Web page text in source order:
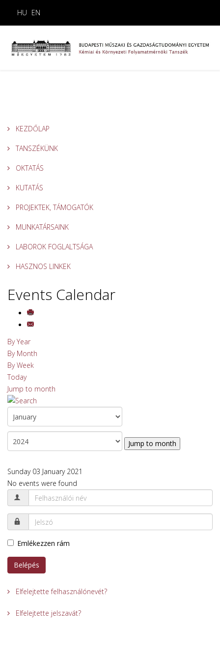
HU EN
KEZDŐLAP
TANSZÉKÜNK
OKTATÁS
KUTATÁS
PROJEKTEK, TÁMOGATÓK
MUNKATÁRSAINK
LABOROK FOGLALTSÁGA
HASZNOS LINKEK
Events Calendar
By Year
By Month
By Week
Today
Jump to month
Jump to month
Sunday 03 January 2021
No events were found
Emlékezzen rám
Belépés
Elfelejtette felhasználónevét?
Elfelejtette jelszavát?